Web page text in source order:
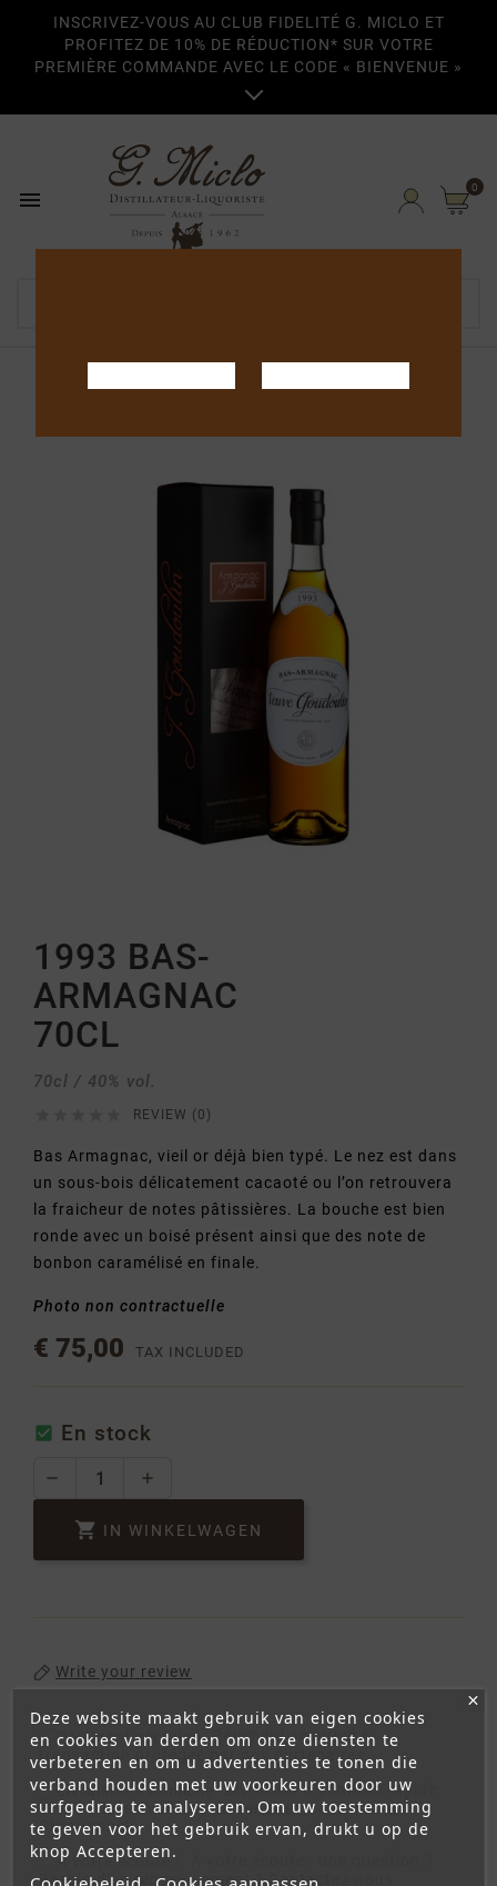

INSCRIVEZ-VOUS AU CLUB FIDELITÉ G. MICLO ET
PROFITEZ DE 10% DE RÉDUCTION* SUR VOTRE
PREMIÈRE COMMANDE AVEC LE CODE « BIENVENUE »
 0
1993 BAS-
ARMAGNAC
70CL
70cl / 40% vol.
REVIEW (0)
Bas Armagnac, vieil or déjà bien typé. Le nez est dans
un sous-bois délicatement cacaoté ou l’on retrouvera
la fraicheur de notes pâtissières. La bouche est bien
ronde avec un boisé présent ainsi que des note de
bonbon caramélisé en finale.
Photo non contractuelle
€ 75,00 TAX INCLUDED
 En stock
 IN WINKELWAGEN
Write your review
Paiement sécurisé&
transaction protégée par nos partenaires.
Livraison à domicile rapide
et sécurisée avec nos partenaires Colissimo &
Chronopost
Besoin d'un renseignement ? Contactez-nous .
Deze website maakt gebruik van eigen cookies
en cookies van derden om onze diensten te
verbeteren en om u advertenties te tonen die
verband houden met uw voorkeuren door uw
surfgedrag te analyseren. Om uw toestemming
te geven voor het gebruik ervan, drukt u op de
knop Accepteren.